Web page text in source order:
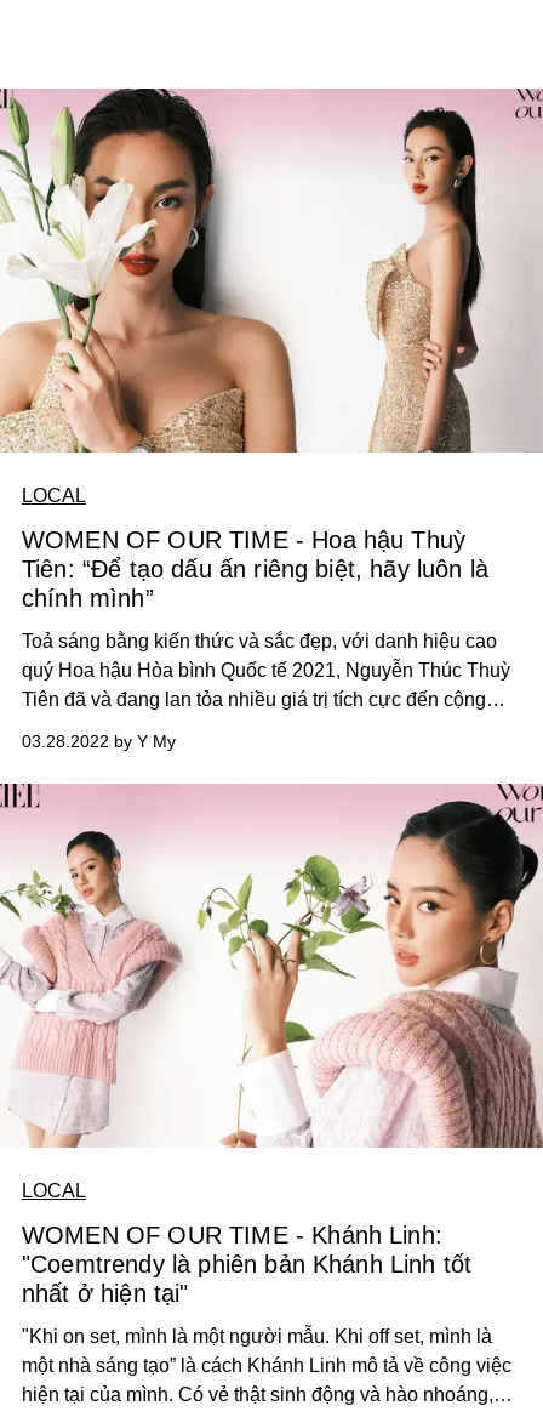
cùng thương hiệu khác. Là chủ của thương hiệu đầu tiên
L’OFFICIEL Vietnam.
LOCAL
WOMEN OF OUR TIME - Hoa hậu Thuỳ
Tiên: “Để tạo dấu ấn riêng biệt, hãy luôn là
chính mình”
Toả sáng bằng kiến thức và sắc đẹp, với danh hiệu cao
quý Hoa hậu Hòa bình Quốc tế 2021, Nguyễn Thúc Thuỳ
Tiên đã và đang lan tỏa nhiều giá trị tích cực đến cộng
03.28.2022 by Y My
LOCAL
WOMEN OF OUR TIME - Khánh Linh:
"Coemtrendy là phiên bản Khánh Linh tốt
nhất ở hiện tại"
"Khi on set, mình là một người mẫu. Khi off set, mình là
một nhà sáng tạo” là cách Khánh Linh mô tả về công việc
hiện tại của mình. Có vẻ thật sinh động và hào nhoáng,